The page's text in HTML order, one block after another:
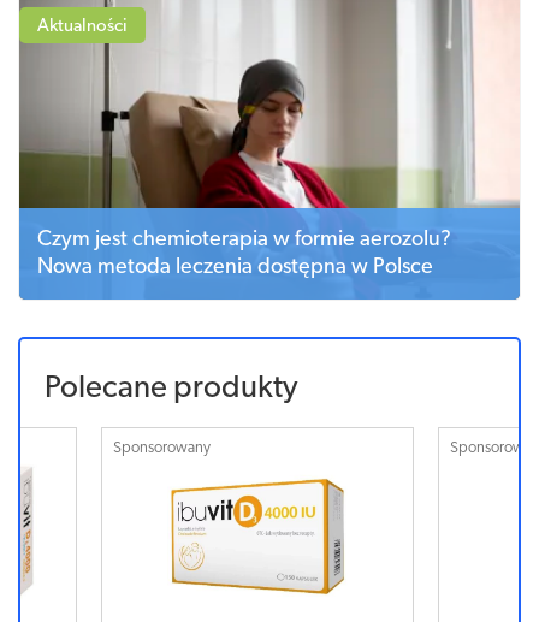
Aktualności
Czym jest chemioterapia w formie aerozolu?
Nowa metoda leczenia dostępna w Polsce
Polecane produkty
Sponsorowany Sponsorowany